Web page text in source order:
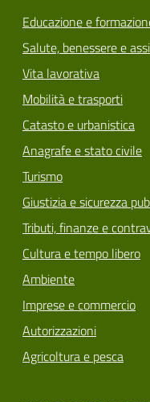
Educazione e
Salute, benessere e
Vita lavorativa
Mobilità e trasporti
Catasto e urbanistica
Anagrafe e stato civile
Turismo
Giustizia e sicurezza
Tributi, finanze e
Cultura e tempo libero
Ambiente
Imprese e commercio
Autorizzazioni
Agricoltura e pesca